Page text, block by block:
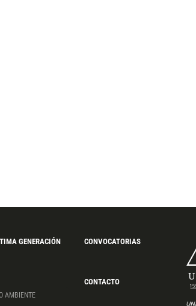
GENERACIÓN CONVOCATORIAS
AMBIENTE
CONTACTO